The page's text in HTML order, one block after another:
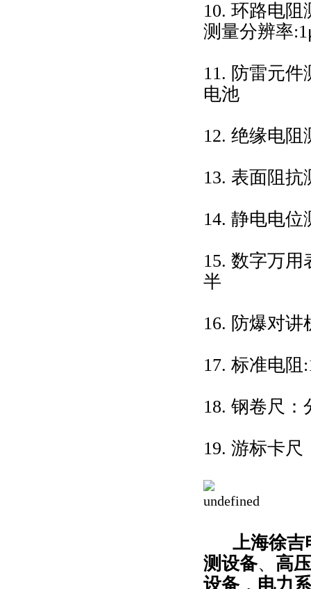
10. 环路电
测量分辨率
11. 防雷元
电池
12. 绝缘电
13. 表面阻抗
14. 静电电
15. 数字万
半
16. 防爆对
17. 标准电阻
18. 钢卷尺：
19. 游标卡尺
上海徐吉
测设备、 高
设备， 电力